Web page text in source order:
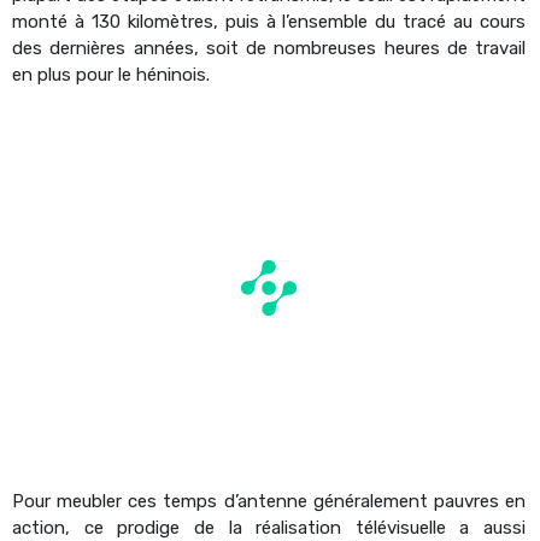
monté à 130 kilomètres, puis à l’ensemble du tracé au cours
des dernières années, soit de nombreuses heures de travail
en plus pour le héninois.
Pour meubler ces temps d’antenne généralement pauvres en
action, ce prodige de la réalisation télévisuelle a aussi